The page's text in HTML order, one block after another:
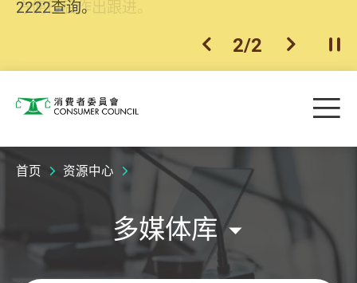
2222查询。
方便日后作出跟进。
上一个
2/2 下一个开
消费者委员会 目
首页 资源中心
多媒体库